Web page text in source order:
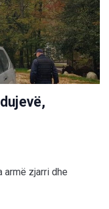
armë zjarri dhe